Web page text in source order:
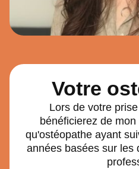
Votre
Lors de votre
bénéficierez de
qu'ostéopathe ayant
années basées sur les